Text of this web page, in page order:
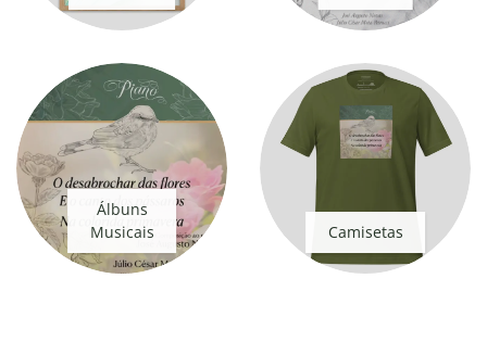
Álbuns
Musicais
Camisetas